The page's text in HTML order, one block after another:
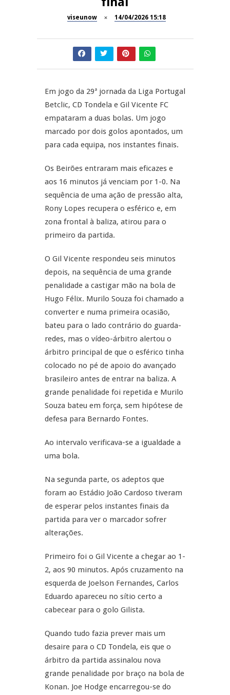
Dia do Foral em São João da
Summer Fusion em
Sernancelhe
do Castelo
11º Encontro Gastronómico
Amador de Abrunhosa-a-Velha
Now Opinião – Manuela
Antunes: Problemas nos
viseunow 14/04/2026 15:18
Em jogo da 29ª jornada da Liga Portugal
Betclic, CD Tondela e Gil Vicente FC
empataram a duas bolas. Um jogo
marcado por dois golos apontados, um
para cada equipa, nos instantes finais.
Os Beirões entraram mais eficazes e
aos 16 minutos já venciam por 1-0. Na
sequência de uma ação de pressão alta,
Rony Lopes recupera o esférico e, em
zona frontal à baliza, atirou para o
primeiro da partida.
O Gil Vicente respondeu seis minutos
depois, na sequência de uma grande
penalidade a castigar mão na bola de
Hugo Félix. Murilo Souza foi chamado a
converter e numa primeira ocasião,
bateu para o lado contrário do guarda-
redes, mas o vídeo-árbitro alertou o
árbitro principal de que o esférico tinha
colocado no pé de apoio do avançado
brasileiro antes de entrar na baliza. A
grande penalidade foi repetida e Murilo
Souza bateu em força, sem hipótese de
defesa para Bernardo Fontes.
Ao intervalo verificava-se a igualdade a
uma bola.
Na segunda parte, os adeptos que
foram ao Estádio João Cardoso tiveram
de esperar pelos instantes finais da
partida para ver o marcador sofrer
alterações.
Primeiro foi o Gil Vicente a chegar ao 1-
2, aos 90 minutos. Após cruzamento na
esquerda de Joelson Fernandes, Carlos
Eduardo apareceu no sítio certo a
cabecear para o golo Gilista.
Quando tudo fazia prever mais um
desaire para o CD Tondela, eis que o
árbitro da partida assinalou nova
grande penalidade por braço na bola de
Konan. Joe Hodge encarregou-se do